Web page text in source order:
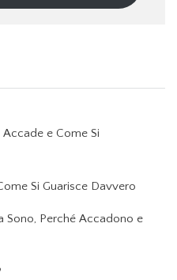
Accade e Come Si
Si Guarisce Davvero
Sono, Perché Accadono e